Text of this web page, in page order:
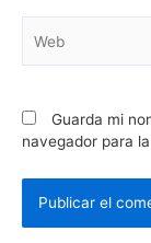
Guarda mi
navegador para